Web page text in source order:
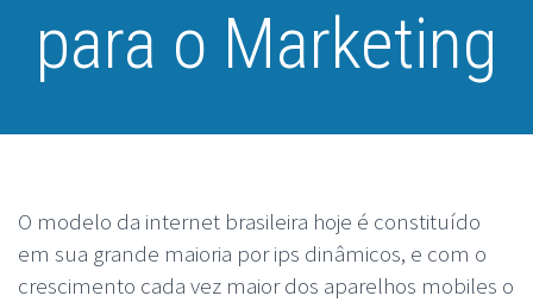
para o Marketing
O modelo da internet brasileira hoje é constituído
em sua grande maioria por ips dinâmicos, e com o
crescimento cada vez maior dos aparelhos mobiles o